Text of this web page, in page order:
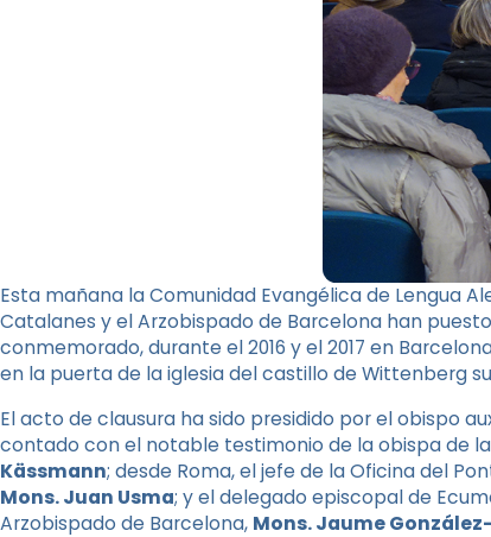
Esta mañana la Comunidad Evangélica de Lengua
Catalanes y el Arzobispado de Barcelona han
conmemorado, durante el 2016 y el 2017 en
en la puerta de la iglesia del castillo de Wittenberg
El acto de clausura ha sido presidido por el obispo
contado con el notable testimonio de la obispa de
Kässmann; desde Roma, el jefe de la Oficina del
Mons. Juan Usma; y el delegado episcopal de
Arzobispado de Barcelona, ​​Mons. Jaume